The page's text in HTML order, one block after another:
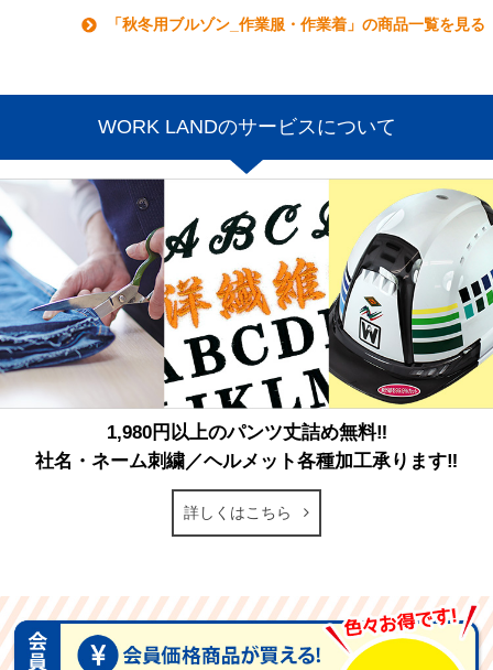
「秋冬用ブルゾン_作業服・作業着」の商品一覧を見る
WORK LANDのサービスについて
1,980円以上のパンツ丈詰め無料‼
社名・ネーム刺繍／ヘルメット各種加工承ります‼
詳しくはこちら